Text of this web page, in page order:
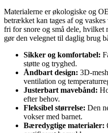
Materialerne er økologiske og
betrækket kan tages af og
fri for snore og små dele,
gør den velegnet til daglig brug
Sikker og komfortabel:
støtte og tryghed.
Åndbart design: 3D-
ventilation og
Justerbart mavebånd:
efter behov.
Fleksibel størrelse: Den
vokser med barnet.
Bæredygtige materialer: